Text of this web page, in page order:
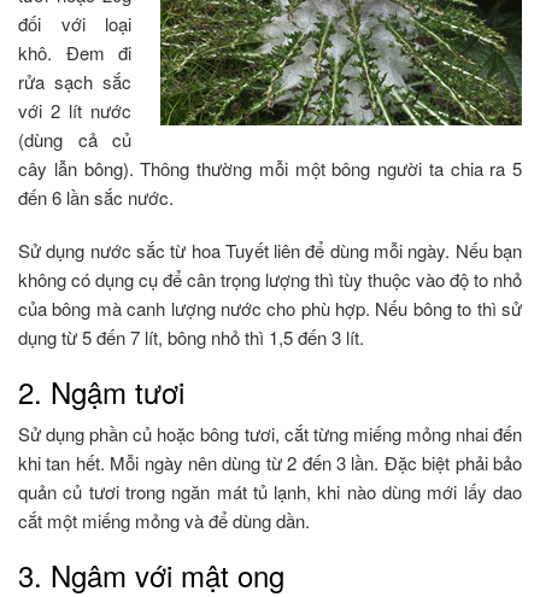
đối với loại
khô. Đem đi
rửa sạch sắc
với 2 lít nước
(dùng cả củ
cây lẫn bông). Thông thường mỗi một bông người ta chia ra 5
đến 6 lần sắc nước.
Sử dụng nước sắc từ hoa Tuyết liên để dùng mỗi ngày. Nếu bạn
không có dụng cụ để cân trọng lượng thì tùy thuộc vào độ to nhỏ
của bông mà canh lượng nước cho phù hợp. Nếu bông to thì sử
dụng từ 5 đến 7 lít, bông nhỏ thì 1,5 đến 3 lít.
2. Ngậm tươi
Sử dụng phần củ hoặc bông tươi, cắt từng miếng mỏng nhai đến
khi tan hết. Mỗi ngày nên dùng từ 2 đến 3 lần. Đặc biệt phải bảo
quản củ tươi trong ngăn mát tủ lạnh, khi nào dùng mới lấy dao
cắt một miếng mỏng và để dùng dần.
3. Ngâm với mật ong